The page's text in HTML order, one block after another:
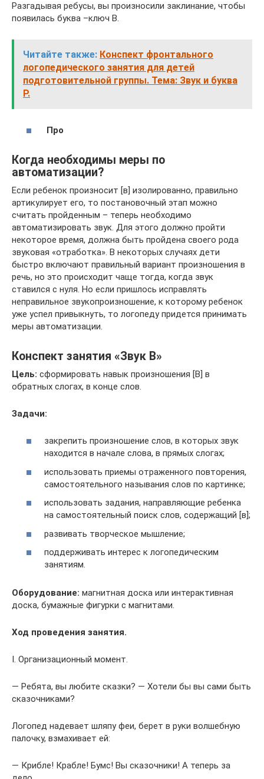
Разгадывая ребусы, вы произносили заклинание, чтобы
появилась буква –ключ В.
Читайте также: Конспект фронтального
логопедического занятия для детей
подготовительной группы. Тема: Звук и буква
Р.
Про
Когда необходимы меры по
автоматизации?
Если ребенок произносит [в] изолированно, правильно
артикулирует его, то постановочный этап можно
считать пройденным – теперь необходимо
автоматизировать звук. Для этого должно пройти
некоторое время, должна быть пройдена своего рода
звуковая «отработка». В некоторых случаях дети
быстро включают правильный вариант произношения в
речь, но это происходит чаще тогда, когда звук
ставился с нуля. Но если пришлось исправлять
неправильное звукопроизношение, к которому ребенок
уже успел привыкнуть, то логопеду придется принимать
меры автоматизации.
Конспект занятия «Звук В»
Цель: сформировать навык произношения [В] в
обратных слогах, в конце слов.
Задачи:
закрепить произношение слов, в которых звук
находится в начале слова, в прямых слогах;
использовать приемы отраженного повторения,
самостоятельного называния слов по картинке;
использовать задания, направляющие ребенка
на самостоятельный поиск слов, содержащий [в];
развивать творческое мышление;
поддерживать интерес к логопедическим
занятиям.
Оборудование: магнитная доска или интерактивная
доска, бумажные фигурки с магнитами.
Ход проведения занятия.
I. Организационный момент.
— Ребята, вы любите сказки? — Хотели бы вы сами быть
сказочниками?
Логопед надевает шляпу феи, берет в руки волшебную
палочку, взмахивает ей:
— Крибле! Крабле! Бумс! Вы сказочники! А теперь за